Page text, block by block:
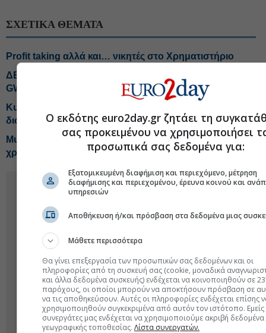
ΣΧΕΤΙΚΑ ΘΕΜΑΤΑ
Profit taking αλλά και… νικητές στο Χρηματιστήριο
ΔΕΗ: Τελική ευθεία για το Data Center, το σενάριο για 1
GW
Κυβέρνηση: Στήριξη βιομηχανικών επενδύσεων 3,7
δισ. και 11 μεταρρυθμίσεις
Μυτιληναίος: Το turnaround της εταιρείας έγινε σε
χρόνο-ρεκόρ
Ο εκδότης euro2day.gr ζητάει τη
σας προκειμένου να χρησιμοποιήσει
προσωπικά σας δεδομένα για:
Εξατομικευμένη διαφήμιση και περιεχόμενο, μέτρηση
διαφήμισης και περιεχομένου, έρευνα κοινού και
υπηρεσιών
Αποθήκευση ή/και πρόσβαση στα δεδομένα μιας
Μάθετε περισσότερα
Θα γίνει επεξεργασία των προσωπικών σας δεδομένων και οι
πληροφορίες από τη συσκευή σας (cookie, μοναδικά
και άλλα δεδομένα συσκευής) ενδέχεται να κοινοποιηθούν σε
παρόχους, οι οποίοι μπορούν να αποκτήσουν πρόσβαση σε
να τις αποθηκεύσουν. Αυτές οι πληροφορίες ενδέχεται επίσης
χρησιμοποιηθούν συγκεκριμένα από αυτόν τον ιστότοπο. Εμείς
συνεργάτες μας ενδέχεται να χρησιμοποιούμε ακριβή δεδομένα
γεωγραφικής τοποθεσίας. Λίστα συνεργατών.